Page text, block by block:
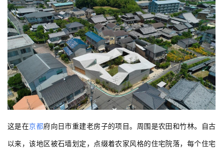
这是在京都府向日市重建老房子的项目。周围是农田和竹林。自古
以来，该地区被石墙划定，点缀着农家风格的住宅院落，每个住宅